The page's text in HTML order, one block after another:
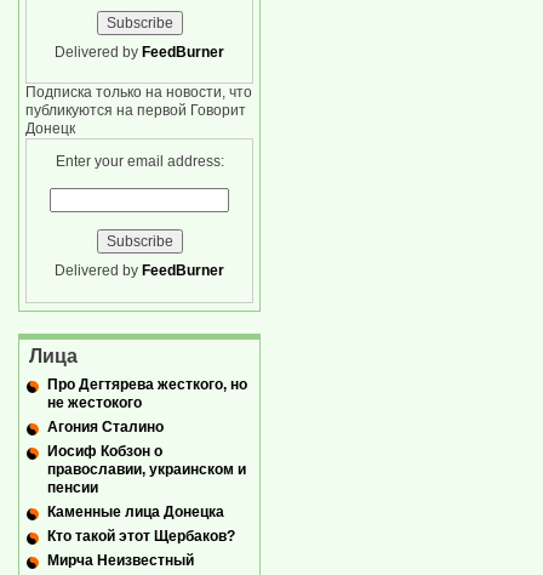
Delivered by FeedBurner
Подписка только на новости, что
публикуются на первой Говорит
Донецк
Enter your email address:
Delivered by FeedBurner
Лица
Про Дегтярева жесткого, но
не жестокого
Агония Сталино
Иосиф Кобзон о
православии, украинском и
пенсии
Каменные лица Донецка
Кто такой этот Щербаков?
Мирча Неизвестный